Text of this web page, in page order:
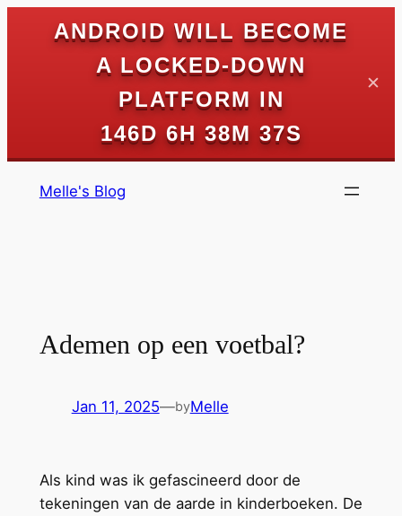
ANDROID WILL BECOME
A LOCKED-DOWN
PLATFORM IN
146D 6H 38M 37S
✕
Melle's Blog
Ademen op een voetbal?
Jan 11, 2025—byMelle
Als kind was ik gefascineerd door de
tekeningen van de aarde in kinderboeken. De